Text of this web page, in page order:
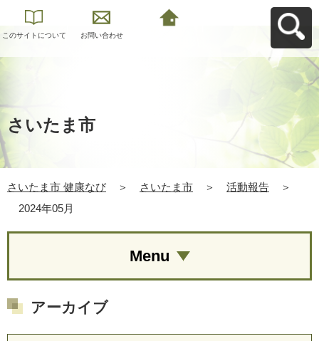
このサイトについて お問い合わせ
さいたま市
さいたま市 健康なび ＞ さいたま市 ＞ 活動報告
＞
2024年05月
Menu
アーカイブ